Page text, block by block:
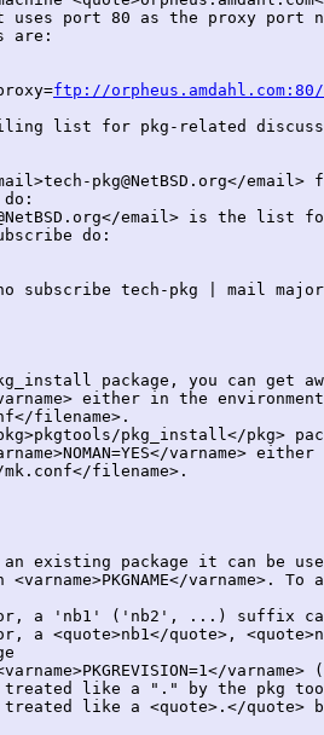
port 80 as the proxy port
are:
ftp://orpheus.amdahl.com:80/
list for pkg-related
pkg@NetBSD.org</
email> is the list
do:
subscribe tech-pkg | mail
package, you can get
varname> either in the
filename>.
pkg_install</pkg>
varname>
filename>.
an existing package it can be
varname>.
a 'nb1' ('nb2', ...) suffix can
a <quote>nb1</quote>,
treated like a "." by the pkg
treated like a <quote>.</